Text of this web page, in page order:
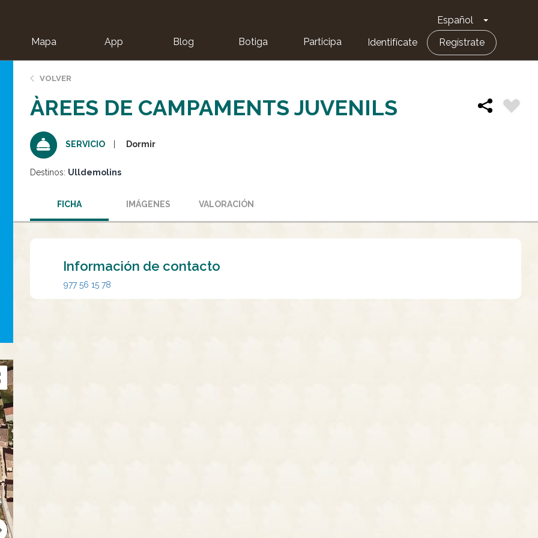
Español Toggle
Mapa App Blog Botiga Participa Identifícate Regístrate
VOLVER
ÀREES DE CAMPAMENTS JUVENILS
SERVICIO Dormir
Destinos: Ulldemolins
FICHA IMÁGENES VALORACIÓN
Información de contacto
977 56 15 78